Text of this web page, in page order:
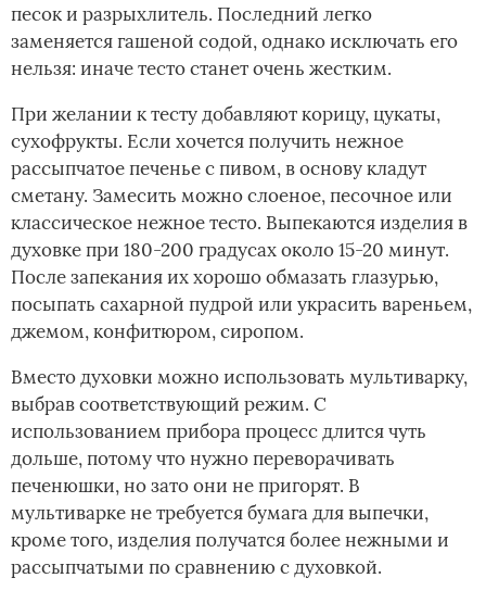
песок и разрыхлитель. Последний легко
заменяется гашеной содой, однако исключать его
нельзя: иначе тесто станет очень жестким.
При желании к тесту добавляют корицу, цукаты,
сухофрукты. Если хочется получить нежное
рассыпчатое печенье с пивом, в основу кладут
сметану. Замесить можно слоеное, песочное или
классическое нежное тесто. Выпекаются изделия в
духовке при 180-200 градусах около 15-20 минут.
После запекания их хорошо обмазать глазурью,
посыпать сахарной пудрой или украсить вареньем,
джемом, конфитюром, сиропом.
Вместо духовки можно использовать мультиварку,
выбрав соответствующий режим. С
использованием прибора процесс длится чуть
дольше, потому что нужно переворачивать
печенюшки, но зато они не пригорят. В
мультиварке не требуется бумага для выпечки,
кроме того, изделия получатся более нежными и
рассыпчатыми по сравнению с духовкой.